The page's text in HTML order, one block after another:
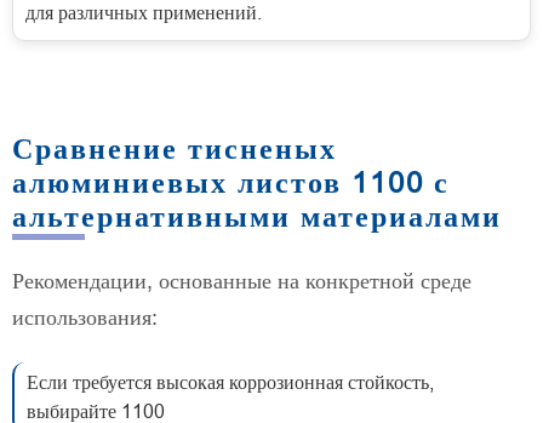
для различных применений.
Сравнение тисненых
алюминиевых листов 1100 с
альтернативными материалами
Рекомендации, основанные на конкретной среде
использования:
Если требуется высокая коррозионная стойкость,
выбирайте 1100